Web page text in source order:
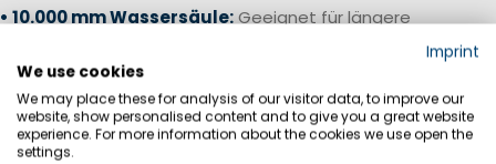
• 10.000 mm Wassersäule:Geeignet für längere
Regenphasen und anspruchsvolle Outdoor-Aktivitäten
• 15.000–20.000 mm Wassersäule:
für Küstensegeln und anspruchsvolle Bedingungen
• 20.000 mm+ Wassersäule:Offshore-Niveau für starken
Imprint
We use cookies
We may place these for analysis of our visitor data, to improve our
website, show personalised content and to give you a great website
experience. For more information about the cookies we use open the
settings.